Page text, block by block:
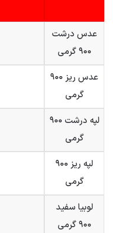
عدس درشت
۹۰۰ گرمی
عدس ریز ۹۰۰
گرمی
لپه درشت ۹۰۰
گرمی
لپه ریز ۹۰۰
گرمی
لوبیا سفید
۹۰۰ گرمی